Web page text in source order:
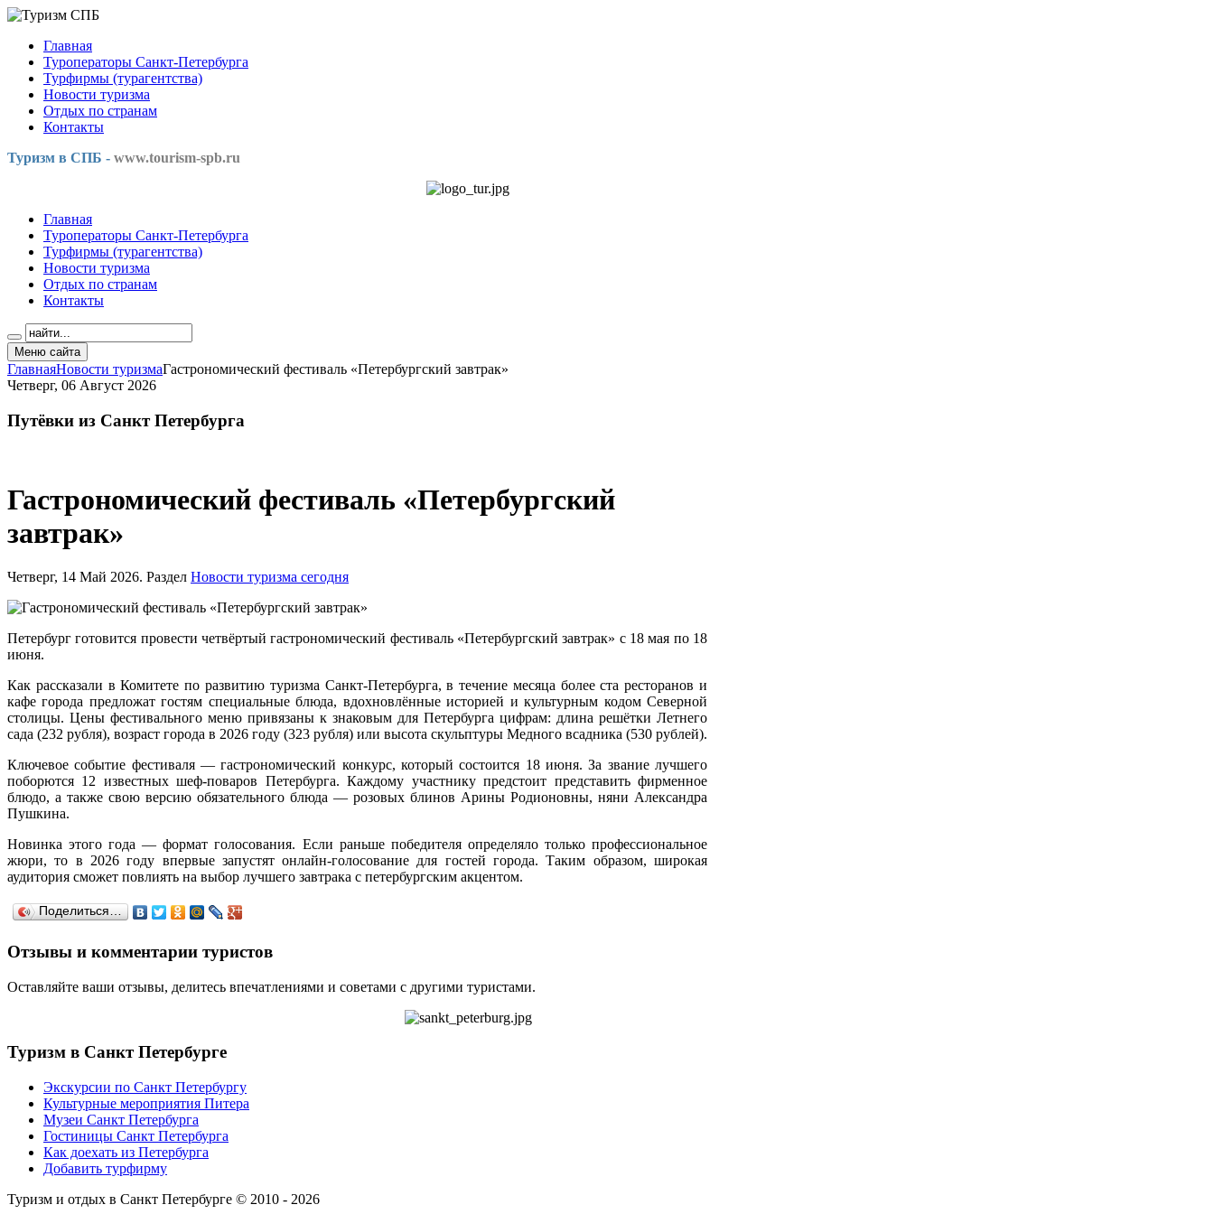
Главная
Туроператоры Санкт-Петербурга
Турфирмы (турагентства)
Новости туризма
Отдых по странам
Контакты
Туризм в СПБ - www.tourism-spb.ru
Главная
Туроператоры Санкт-Петербурга
Турфирмы (турагентства)
Новости туризма
Отдых по странам
Контакты
Меню сайта
ГлавнаяНовости туризмаГастрономический фестиваль «Петербургский завтрак»
Четверг, 06 Август 2026
Путёвки из Санкт Петербурга
Гастрономический фестиваль «Петербургский
завтрак»
Четверг, 14 Май 2026. Раздел Новости туризма сегодня
Петербург готовится провести четвёртый гастрономический фестиваль «Петербургский завтрак» с 18 мая по 18
июня.
Как рассказали в Комитете по развитию туризма Санкт-Петербурга, в течение месяца более ста ресторанов и
кафе города предложат гостям специальные блюда, вдохновлённые историей и культурным кодом Северной
столицы. Цены фестивального меню привязаны к знаковым для Петербурга цифрам: длина решётки Летнего
сада (232 рубля), возраст города в 2026 году (323 рубля) или высота скульптуры Медного всадника (530 рублей).
Ключевое событие фестиваля — гастрономический конкурс, который состоится 18 июня. За звание лучшего
поборются 12 известных шеф-поваров Петербурга. Каждому участнику предстоит представить фирменное
блюдо, а также свою версию обязательного блюда — розовых блинов Арины Родионовны, няни Александра
Пушкина.
Новинка этого года — формат голосования. Если раньше победителя определяло только профессиональное
жюри, то в 2026 году впервые запустят онлайн-голосование для гостей города. Таким образом, широкая
аудитория сможет повлиять на выбор лучшего завтрака с петербургским акцентом.
Поделиться…
Отзывы и комментарии туристов
Оставляйте ваши отзывы, делитесь впечатлениями и советами с другими туристами.
Туризм в Санкт Петербурге
Экскурсии по Санкт Петербургу
Культурные мероприятия Питера
Музеи Санкт Петербурга
Гостиницы Санкт Петербурга
Как доехать из Петербурга
Добавить турфирму
Туризм и отдых в Санкт Петербурге © 2010 - 2026